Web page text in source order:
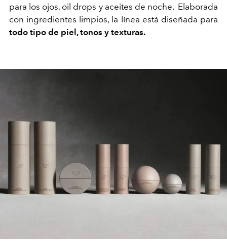
para los ojos, oil drops y aceites de noche. Elaborada
con ingredientes limpios, la línea está diseñada para
todo tipo de piel, tonos y texturas.